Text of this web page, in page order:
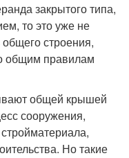
закрытого типа,
то это уже не
общего строения,
общим правилам
общей крышей
сооружения,
Но такие